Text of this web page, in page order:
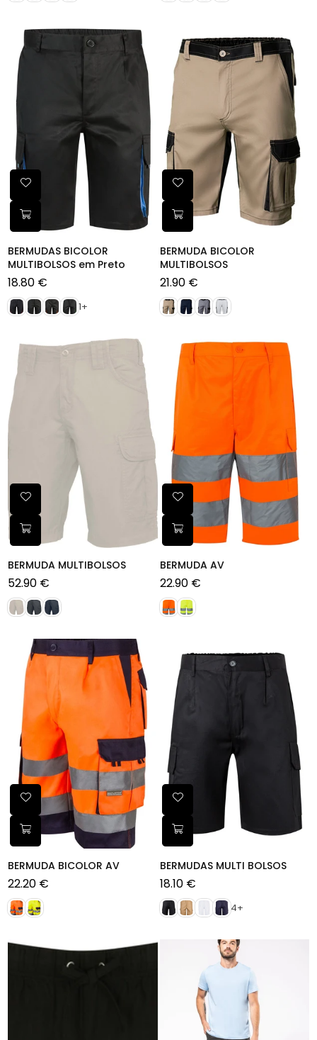
BERMUDAS BICOLOR
MULTIBOLSOS em Preto
Preço
normal
18.80 €
1+
BERMUDA BICOLOR
MULTIBOLSOS
Preço
normal
21.90 €
BERMUDA MULTIBOLSOS
Preço
normal
52.90 €
BERMUDA AV
Preço
normal
22.90 €
BERMUDA BICOLOR AV
Preço
normal
22.20 €
BERMUDAS MULTI BOLSOS
Preço
normal
18.10 €
4+